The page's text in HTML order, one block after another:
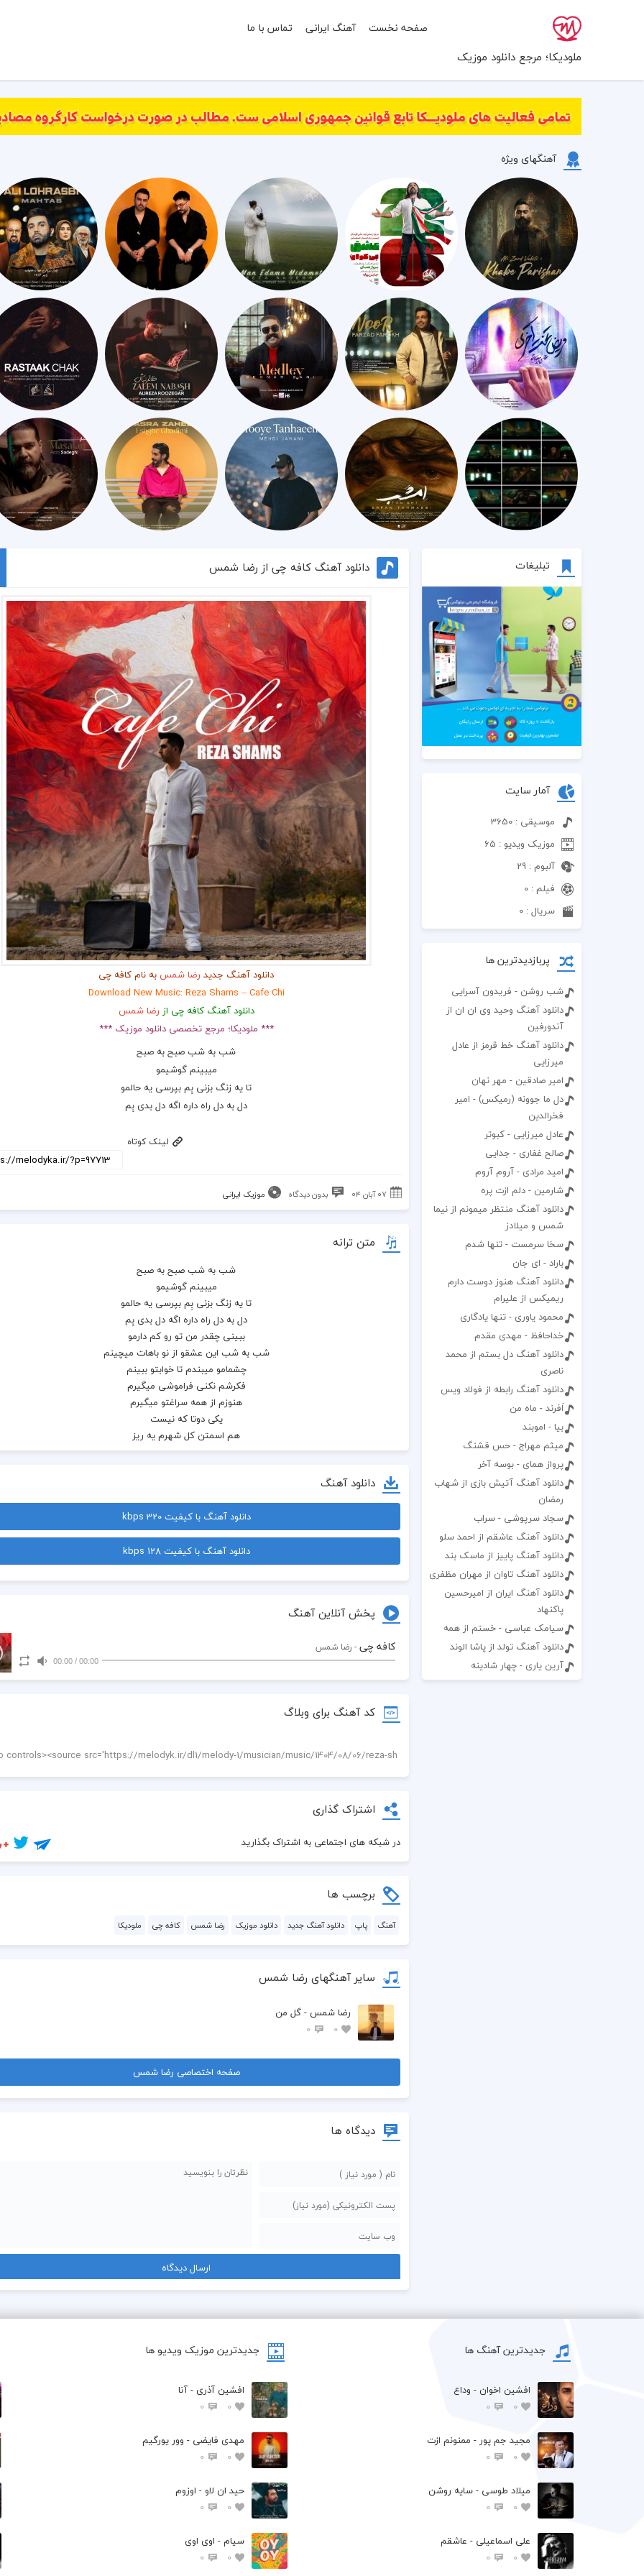
ملودیکا؛ مرجع دانلود موزیک
صفحه نخست آهنگ ایرانی تماس با ما
آهنگهای ویژه
تبلیغات
آمار سایت
موسیقی : 3650
موزیک ویدیو : 65
آلبوم : 29
فیلم : 0
سریال : 0
پربازدیدترین ها
شب روشن - فریدون آسرایی
دانلود آهنگ وحید وی ان ان از
آندورفین
دانلود آهنگ خط قرمز از عادل
میرزایی
امیر صادقین - مهر نهان
دل ما جوونه (رمیکس) - امیر
فخرالدین
عادل میرزایی - کبوتر
صالح غفاری - جدایی
امید مرادی - آروم آروم
شارمین - دلم ازت پره
دانلود آهنگ منتظر میمونم از نیما
شمس و میلادز
سخا سرمست - تنها شدم
باراد - ای جان
دانلود آهنگ هنوز دوست دارم
ریمیکس از علیرام
محمود یاوری - تنها یادگاری
خداحافظ - مهدی مقدم
دانلود آهنگ دل بستم از محمد
ناصری
دانلود آهنگ رابطه از فولاد ویس
اَفرند - ماه من
بیا - اموبند
میثم مهراج - حس قشنگ
پرواز همای - بوسه آخر
دانلود آهنگ آتیش بازی از شهاب
رمضان
سجاد سرپوشی - سراب
دانلود آهنگ عاشقم از احمد سلو
دانلود آهنگ پاییز از ماسک بند
دانلود آهنگ تاوان از مهران مظفری
دانلود آهنگ ایران از امیرحسین
پاکنهاد
سیامک عباسی - خستم از همه
دانلود آهنگ تولد از پاشا الوند
آرین یاری - چهار شادینه
دانلود آهنگ کافه چی از رضا شمس
دانلود آهنگ جدید رضا شمس به نام کافه چی
Download New Music: Reza Shams – Cafe Chi
دانلود آهنگ کافه چی از رضا شمس
*** ملودیکا؛ مرجع تخصصی دانلود موزیک ***
شب به شب صبح به صبح
میبینم گوشیمو
تا یه زنگ بزنی بِم بپرسی یه حالمو
دل به دل راه داره اگه دل بدی بِم
لینک کوتاه
۰۷ آبان ۰۴ بدون دیدگاه موزیک ایرانی
متن ترانه
شب به شب صبح به صبح
تا یه زنگ بزنی بِم بپرسی یه حالمو
دل به دل راه داره اگه دل بدی بِم
هنوزم از همه سراغتو میگیرم
آی کافه چی دوتا قهوه نریز
نمیدونم کجای زندگیمو
کجا ازم گرفت یهو دیوونگیمو
سرِ دلم باهام یا شب نشست قمار کرد
یکی دوتا که نیست
دانلود آهنگ
دانلود آهنگ با کیفیت 320 kbps
دانلود آهنگ با کیفیت 128 kbps
پخش آنلاین آهنگ
کافه چی - رضا شمس
00:00
/
00:00
کد آهنگ برای وبلاگ
اشتراک گذاری
در شبکه های اجتماعی به اشتراک بگذارید
برچسب ها
آهنگ پاپ دانلود آهنگ جدید دانلود موزیک رضا شمس کافه چی ملودیکا
سایر آهنگهای رضا شمس
رضا شمس - گل من
0
0
صفحه اختصاصی رضا شمس
دیدگاه ها
جدیدترین آهنگ ها
افشين اخوان - وداع
0
0
مجید جم پور - ممنونم ازت
0
0
میلاد طوسی - سایه روشن
0
0
علی اسماعیلی - عاشقم
0
0
جدیدترین موزیک ویدیو ها
افشین آذری - آنا
0
0
مهدی فایضی - وور یورگیم
0
0
حید ان لاو - اوزوم
0
0
سیام - اوی اوی
0
0